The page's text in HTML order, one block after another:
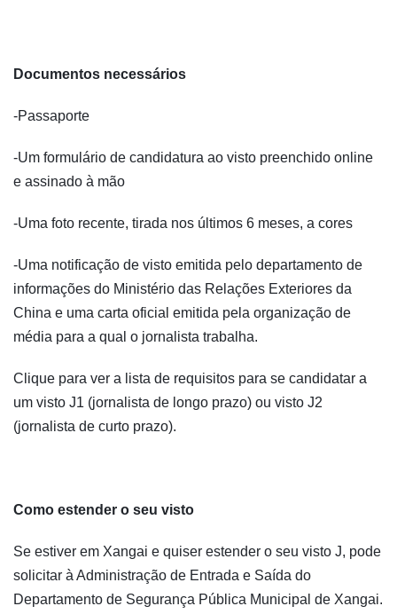
Documentos necessários
-Passaporte
-Um formulário de candidatura ao visto preenchido online
e assinado à mão
-Uma foto recente, tirada nos últimos 6 meses, a cores
-Uma notificação de visto emitida pelo departamento de
informações do Ministério das Relações Exteriores da
China e uma carta oficial emitida pela organização de
média para a qual o jornalista trabalha.
Clique para ver a lista de requisitos para se candidatar a
um visto J1 (jornalista de longo prazo) ou visto J2
(jornalista de curto prazo).
Como estender o seu visto
Se estiver em Xangai e quiser estender o seu visto J, pode
solicitar à Administração de Entrada e Saída do
Departamento de Segurança Pública Municipal de Xangai.